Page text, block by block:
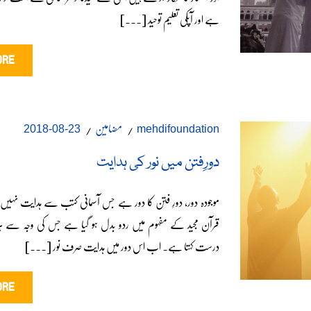
ہے اور آپکی تعلیم توحید [...]
mehdifoundation مضامین 23-08-2018
دورِفتن میں نور کی ہدایت
موجودہ دور، دورِ فتن کا دور ہے جس آسمانی کتب سے ہدایت
قرآن مجید کے مفہوم میں ردو بدل ہو گیا ہے جس کی وجہ سے
درست کہتا ہے۔ اب اس دور میں ہدایت صرف نور [...]